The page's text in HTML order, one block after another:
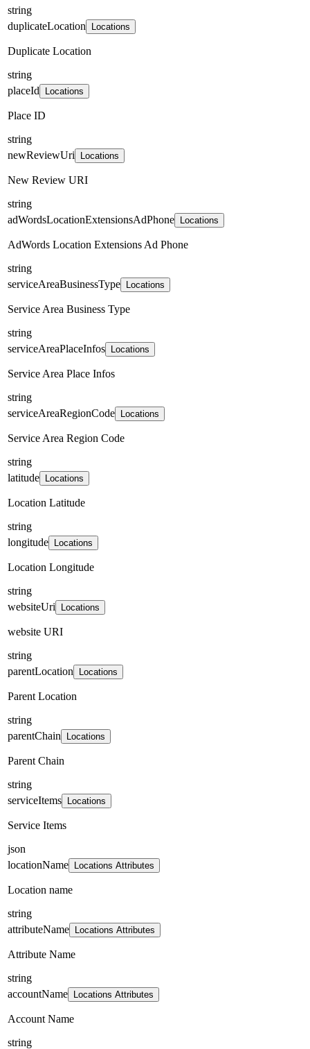
string
duplicateLocation
Locations
Duplicate Location
string
placeId
Locations
Place ID
string
newReviewUri
Locations
New Review URI
string
adWordsLocationExtensionsAdPhone
Locations
AdWords Location Extensions Ad Phone
string
serviceAreaBusinessType
Locations
Service Area Business Type
string
serviceAreaPlaceInfos
Locations
Service Area Place Infos
string
serviceAreaRegionCode
Locations
Service Area Region Code
string
latitude
Locations
Location Latitude
string
longitude
Locations
Location Longitude
string
websiteUri
Locations
website URI
string
parentLocation
Locations
Parent Location
string
parentChain
Locations
Parent Chain
string
serviceItems
Locations
Service Items
json
locationName
Locations Attributes
Location name
string
attributeName
Locations Attributes
Attribute Name
string
accountName
Locations Attributes
Account Name
string